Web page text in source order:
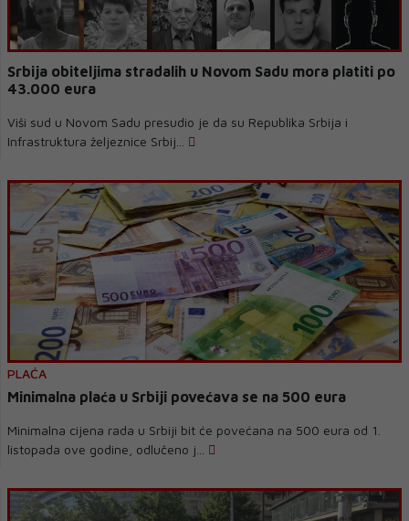
Srbija obiteljima stradalih u Novom Sadu mora platiti po
43.000 eura
Viši sud u Novom Sadu presudio je da su Republika Srbija i
Infrastruktura željeznice Srbij...
PLAĆA
Minimalna plaća u Srbiji povećava se na 500 eura
Minimalna cijena rada u Srbiji bit će povećana na 500 eura od 1.
listopada ove godine, odlučeno j...